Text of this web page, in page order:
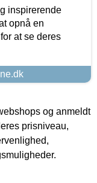
inspirerende
opnå en
at se deres
og anmeldt
prisniveau,